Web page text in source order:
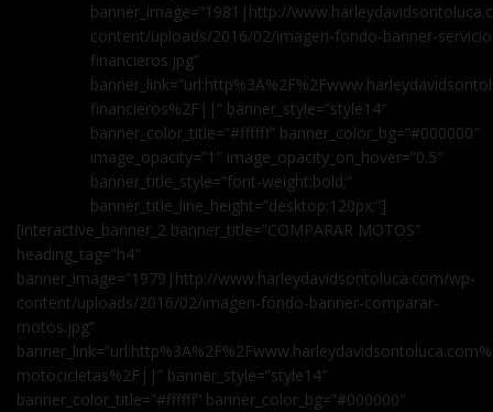
banner_image=”1981|http://
content/uploads/2016/02/imagen-fondo-banner-
financieros.jpg”
financieros%2F||” banner_style=”style14″
banner_color_title=”#ffffff” banner_color_bg=”#000000″
image_opacity=”1″ image_opacity_on_hover=”0.5″
banner_title_style=”font-weight:bold;”
banner_title_line_height=”desktop:120px;”]
[interactive_banner_2 banner_title=”COMPARAR MOTOS”
heading_tag=”h4″
banner_image=”1979|http://www.harleydavidsontoluca.com/wp-
content/uploads/2016/02/imagen-fondo-banner-comparar-
motos.jpg”
motocicletas%2F||” banner_style=”style14″
banner_color_title=”#ffffff” banner_color_bg=”#000000″